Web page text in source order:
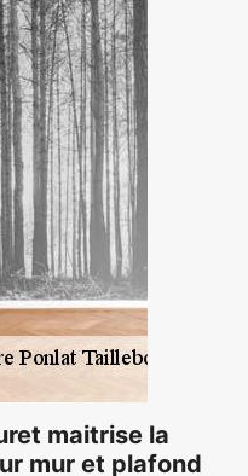
maitrise la
mur et plafond